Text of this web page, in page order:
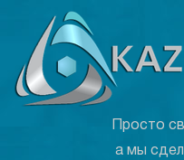
Просто
а мы